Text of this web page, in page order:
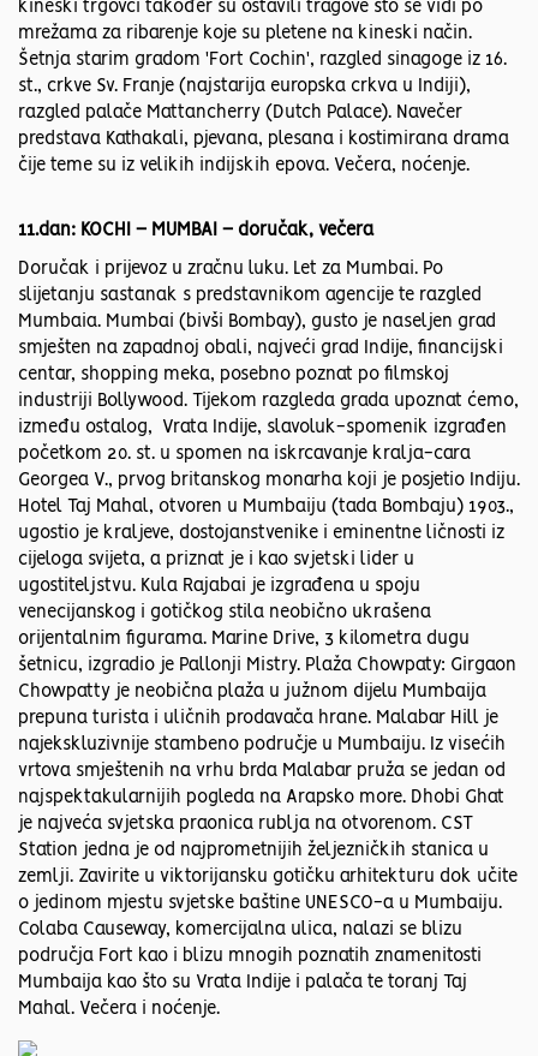
kineski trgovci također su ostavili tragove što se vidi po
mrežama za ribarenje koje su pletene na kineski način.
Šetnja starim gradom 'Fort Cochin', razgled sinagoge iz 16.
st., crkve Sv. Franje (najstarija europska crkva u Indiji),
razgled palače Mattancherry (Dutch Palace). Navečer
predstava Kathakali, pjevana, plesana i kostimirana drama
čije teme su iz velikih indijskih epova. Večera, noćenje.
11.dan: KOCHI – MUMBAI – doručak, večera
Doručak i prijevoz u zračnu luku. Let za Mumbai. Po
slijetanju sastanak s predstavnikom agencije te razgled
Mumbaia. Mumbai (bivši Bombay), gusto je naseljen grad
smješten na zapadnoj obali, najveći grad Indije, financijski
centar, shopping meka, posebno poznat po filmskoj
industriji Bollywood. Tijekom razgleda grada upoznat ćemo,
između ostalog, Vrata Indije, slavoluk-spomenik izgrađen
početkom 20. st. u spomen na iskrcavanje kralja-cara
Georgea V., prvog britanskog monarha koji je posjetio Indiju.
Hotel Taj Mahal, otvoren u Mumbaiju (tada Bombaju) 1903.,
ugostio je kraljeve, dostojanstvenike i eminentne ličnosti iz
cijeloga svijeta, a priznat je i kao svjetski lider u
ugostiteljstvu. Kula Rajabai je izgrađena u spoju
venecijanskog i gotičkog stila neobično ukrašena
orijentalnim figurama. Marine Drive, 3 kilometra dugu
šetnicu, izgradio je Pallonji Mistry. Plaža Chowpaty: Girgaon
Chowpatty je neobična plaža u južnom dijelu Mumbaija
prepuna turista i uličnih prodavača hrane. Malabar Hill je
najekskluzivnije stambeno područje u Mumbaiju. Iz visećih
vrtova smještenih na vrhu brda Malabar pruža se jedan od
najspektakularnijih pogleda na Arapsko more. Dhobi Ghat
je najveća svjetska praonica rublja na otvorenom. CST
Station jedna je od najprometnijih željezničkih stanica u
zemlji. Zavirite u viktorijansku gotičku arhitekturu dok učite
o jedinom mjestu svjetske baštine UNESCO-a u Mumbaiju.
Colaba Causeway, komercijalna ulica, nalazi se blizu
područja Fort kao i blizu mnogih poznatih znamenitosti
Mumbaija kao što su Vrata Indije i palača te toranj Taj
Mahal. Večera i noćenje.